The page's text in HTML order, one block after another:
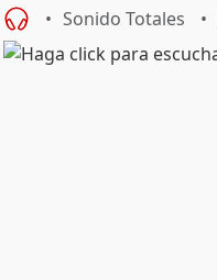
Sonido Totales